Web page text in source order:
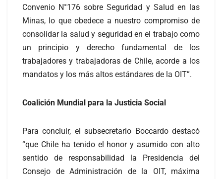
Convenio N°176 sobre Seguridad y Salud en las
Minas, lo que obedece a nuestro compromiso de
consolidar la salud y seguridad en el trabajo como
un principio y derecho fundamental de los
trabajadores y trabajadoras de Chile, acorde a los
mandatos y los más altos estándares de la OIT”.
Coalición Mundial para la Justicia Social
Para concluir, el subsecretario Boccardo destacó
“que Chile ha tenido el honor y asumido con alto
sentido de responsabilidad la Presidencia del
Consejo de Administración de la OIT, máxima